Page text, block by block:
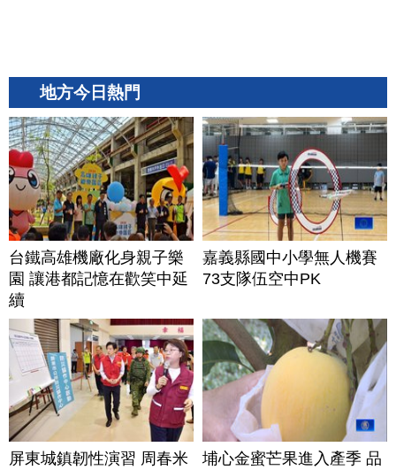
地方今日熱門
台鐵高雄機廠化身親子樂
園 讓港都記憶在歡笑中延
續
嘉義縣國中小學無人機賽
73支隊伍空中PK
屏東城鎮韌性演習 周春米
埔心金蜜芒果進入產季 品